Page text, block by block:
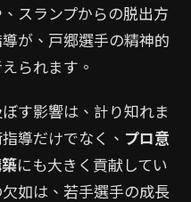
スランプからの脱出方
が、戸郷選手の精神的
られます。
す影響は、計り知れま
導だけでなく、 プロ意
にも大きく貢献してい
如は、若手選手の成長